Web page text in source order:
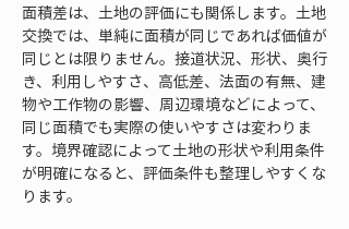
面積差は、土地の評価にも関係します。土地
交換では、単純に面積が同じであれば価値が
同じとは限りません。接道状況、形状、奥行
き、利用しやすさ、高低差、法面の有無、建
物や工作物の影響、周辺環境などによって、
同じ面積でも実際の使いやすさは変わりま
す。境界確認によって土地の形状や利用条件
が明確になると、評価条件も整理しやすくな
ります。